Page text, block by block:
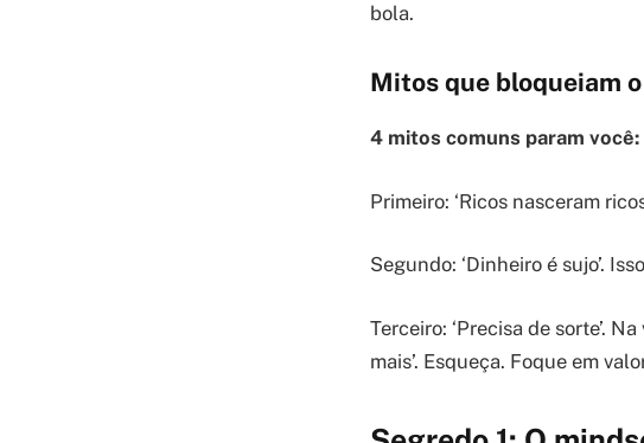
bola.
Mitos que bloqueiam
4 mitos comuns param você:
Primeiro: ‘Ricos nasceram
Segundo: ‘Dinheiro é sujo’.
Terceiro: ‘Precisa de sorte’.
mais’. Esqueça. Foque em